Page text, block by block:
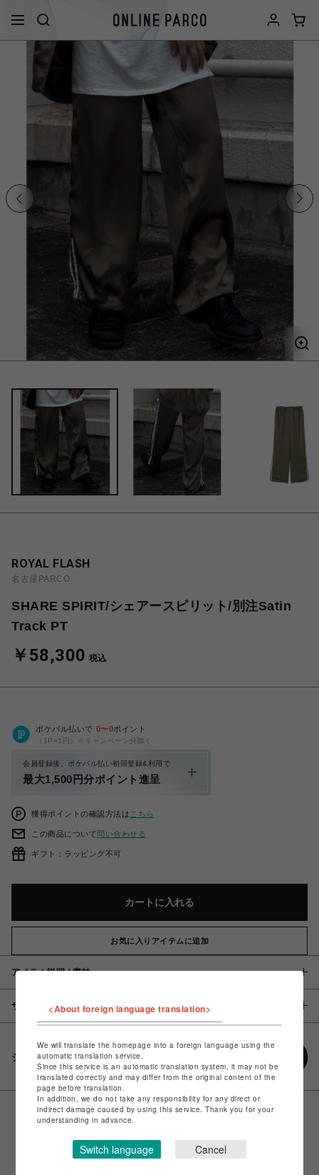
ROYAL FLASH
名古屋PARCO
SHARE SPIRIT/シェアースピリット/別注Satin
Track PT
￥58,300 税込
ポケパル払いで 0〜0ポイント
（1P=1円）※キャンペーン分除く
会員登録後、ポケパル払い初回登録&利用で
最大1,500円分ポイント進呈
獲得ポイントの確認方法は こちら
この商品について問い合わせる
ギフト：ラッピング不可
カートに入れる
お気に入りアイテムに追加
アイテム説明 / 素材
サイズ
シェアする
<About foreign language translation>
We will translate the homepage into a foreign language using the
automatic translation service.
Since this service is an automatic translation system, it may not be
translated correctly and may differ from the original content of the
page before translation.
In addition, we do not take any responsibility for any direct or
indirect damage caused by using this service. Thank you for your
understanding in advance.
Switch language Cancel